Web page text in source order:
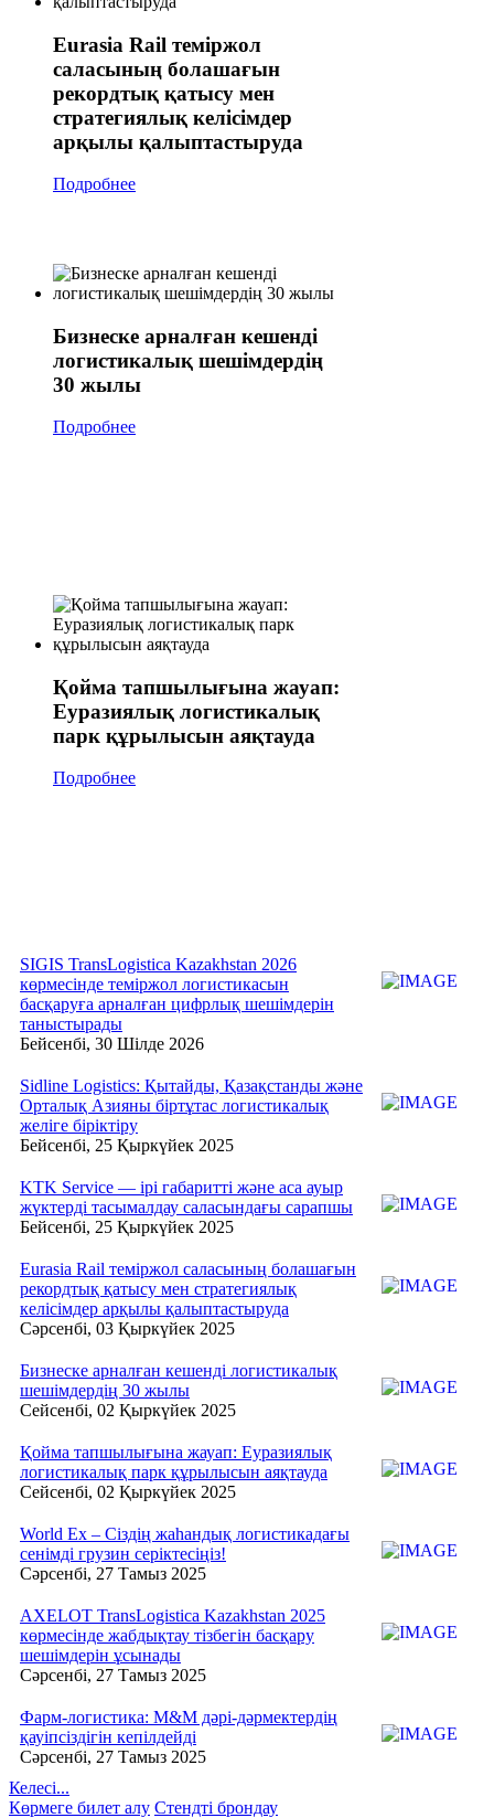
Eurasia Rail теміржол
саласының болашағын
рекордтық қатысу мен
стратегиялық келісімдер
арқылы қалыптастыруда
Подробнее
Бизнеске арналған кешенді
логистикалық шешімдердің
30 жылы
Подробнее
Қойма тапшылығына жауап:
Еуразиялық логистикалық
парк құрылысын аяқтауда
Подробнее
SIGIS TransLogistica Kazakhstan 2026
көрмесінде теміржол логистикасын
басқаруға арналған цифрлық шешімдерін
таныстырады
Бейсенбі, 30 Шілде 2026
Sidline Logistics: Қытайды, Қазақстанды және
Орталық Азияны біртұтас логистикалық
желіге біріктіру
Бейсенбі, 25 Қыркүйек 2025
KTK Service — ірі габаритті және аса ауыр
жүктерді тасымалдау саласындағы сарапшы
Бейсенбі, 25 Қыркүйек 2025
Eurasia Rail теміржол саласының болашағын
рекордтық қатысу мен стратегиялық
келісімдер арқылы қалыптастыруда
Сәрсенбі, 03 Қыркүйек 2025
Бизнеске арналған кешенді логистикалық
шешімдердің 30 жылы
Сейсенбі, 02 Қыркүйек 2025
Қойма тапшылығына жауап: Еуразиялық
логистикалық парк құрылысын аяқтауда
Сейсенбі, 02 Қыркүйек 2025
World Ex – Сіздің жаһандық логистикадағы
сенімді грузин серіктесіңіз!
Сәрсенбі, 27 Тамыз 2025
AXELOT TransLogistica Kazakhstan 2025
көрмесінде жабдықтау тізбегін басқару
шешімдерін ұсынады
Сәрсенбі, 27 Тамыз 2025
Фарм-логистика: M&M дәрі-дәрмектердің
қауіпсіздігін кепілдейді
Сәрсенбі, 27 Тамыз 2025
Келесі...
Көрмеге билет алу Стендті брондау